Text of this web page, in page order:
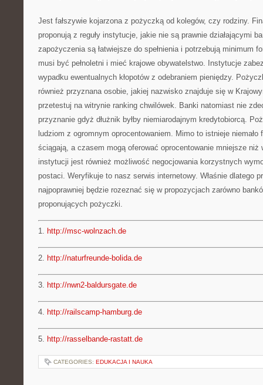
Jest fałszywie kojarzona z pożyczką od kolegów, czy rodziny.
proponują z reguły instytucje, jakie nie są prawnie działającymi
zapożyczenia są łatwiejsze do spełnienia i potrzebują minimum
musi być pełnoletni i mieć krajowe obywatelstwo. Instytucje
wypadku ewentualnych kłopotów z odebraniem pieniędzy.
również przyznana osobie, jakiej nazwisko znajduje się w
przetestuj na witrynie ranking chwilówek. Banki natomiast nie
przyznanie gdyż dłużnik byłby niemiarodajnym kredytobiorcą.
ludziom z ogromnym oprocentowaniem. Mimo to istnieje
ściągają, a czasem mogą oferować oprocentowanie mniejsze niż
instytucji jest również możliwość negocjowania korzystnych
postaci. Weryfikuje to nasz serwis internetowy. Właśnie dlatego
najpoprawniej będzie rozeznać się w propozycjach zarówno
proponujących pożyczki.
1. http://msc-wolnzach.de
2. http://naturfreunde-bolida.de
3. http://nwn2-baldursgate.de
4. http://railscamp-hamburg.de
5. http://rasselbande-rastatt.de
CATEGORIES: EDUKACJA I NAUKA